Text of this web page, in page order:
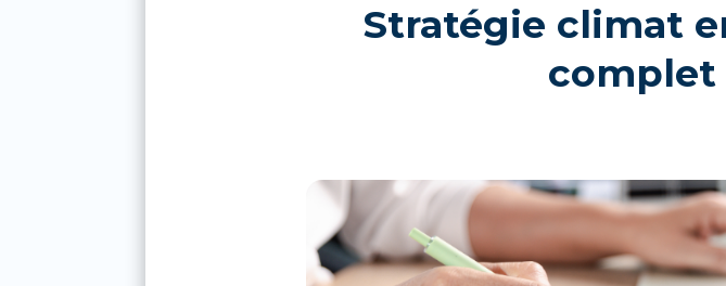
Stratégie climat
complet